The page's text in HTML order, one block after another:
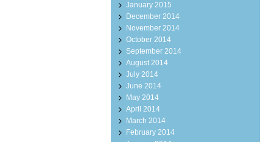
January 2015
December 2014
November 2014
October 2014
September 2014
August 2014
July 2014
June 2014
May 2014
April 2014
March 2014
February 2014